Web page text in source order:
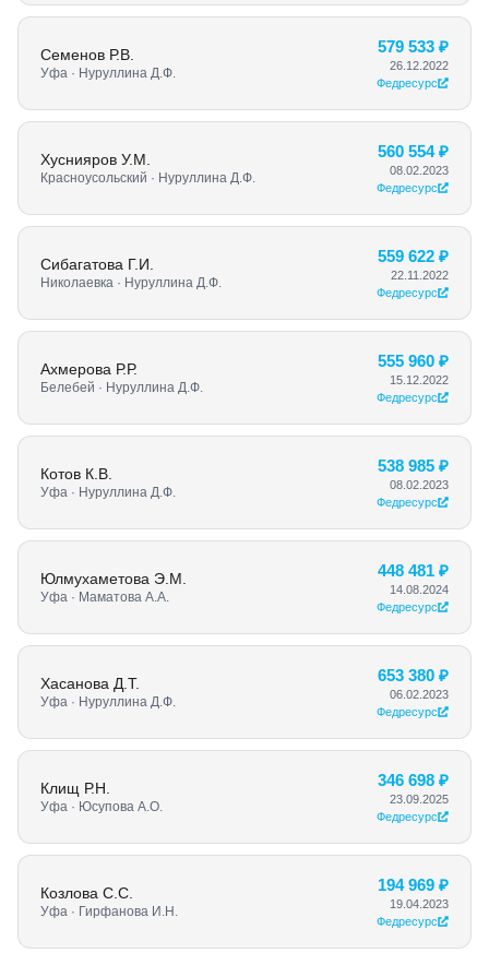
Семенов Р.В.
Уфа · Нуруллина Д.Ф.
579 533 ₽
26.12.2022
Федресурс
Хуснияров У.М.
Красноусольский · Нуруллина Д.Ф.
560 554 ₽
08.02.2023
Федресурс
Сибагатова Г.И.
Николаевка · Нуруллина Д.Ф.
559 622 ₽
22.11.2022
Федресурс
Ахмерова Р.Р.
Белебей · Нуруллина Д.Ф.
555 960 ₽
15.12.2022
Федресурс
Котов К.В.
Уфа · Нуруллина Д.Ф.
538 985 ₽
08.02.2023
Федресурс
Юлмухаметова Э.М.
Уфа · Маматова А.А.
448 481 ₽
14.08.2024
Федресурс
Хасанова Д.Т.
Уфа · Нуруллина Д.Ф.
653 380 ₽
06.02.2023
Федресурс
Клищ Р.Н.
Уфа · Юсупова А.О.
346 698 ₽
23.09.2025
Федресурс
Козлова С.С.
Уфа · Гирфанова И.Н.
194 969 ₽
19.04.2023
Федресурс